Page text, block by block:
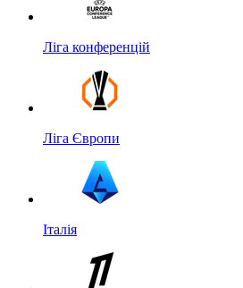
Ліга конференцій
Ліга Європи
Італія